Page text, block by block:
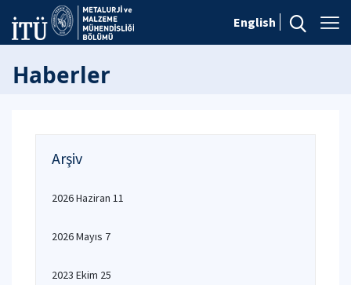
English
Haberler
Arşiv
2026 Haziran 11
2026 Mayıs 7
2023 Ekim 25